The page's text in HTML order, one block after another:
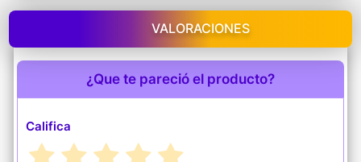
VALORACIONES
¿Que te pareció el producto?
Califica